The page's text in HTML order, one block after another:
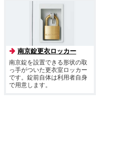
南京錠更衣ロッカー
南京錠を設置できる形状の取
っ手がついた更衣室ロッカー
です。錠前自体は利用者自身
で用意します。